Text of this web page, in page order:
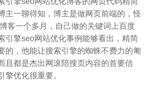
主一聊得知，博主是做网页前端的，怪
客一个多月，自己做的关键词上百度
引擎seo网站优化事例能够看出，精简
的，他能让搜索引擎的蜘蛛不费力的匍
且都是杰出网滚陪搜页内容的首要信
擎优化很重要。